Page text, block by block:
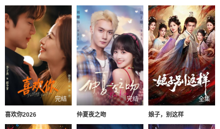
完结
喜欢你2026
完结
仲夏夜之吻
全集
娘子，别这样